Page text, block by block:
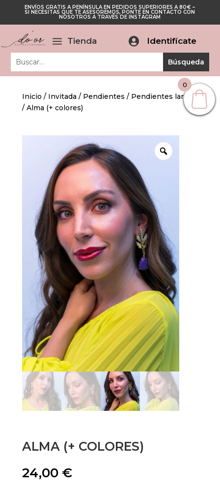
ENVÍOS GRATIS A PENÍNSULA EN PEDIDOS SUPERIORES A 80€ –
SI NECESITAS QUE TE ASESOREMOS, PONTE EN CONTACTO CON
NOSOTROS A TRAVÉS DE INSTAGRAM
a Tienda  Identifícate
Inicio / Invitada / Pendientes / Pendientes largos
/ Alma (+ colores)
ALMA (+ COLORES)
24,00 €
0